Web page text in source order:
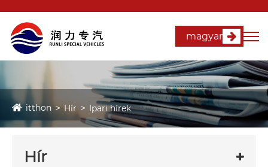
magyar
itthon Hír Ipari hírek
Hír